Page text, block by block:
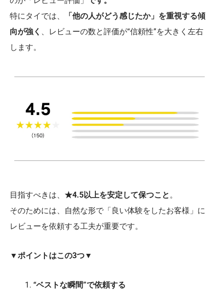
特にタイでは、
「他の人がどう感じたか」を重視する傾
向が強く 、レビューの数と評価が“信頼性”を大きく左右
します。
目指すべきは、 ★4.5以上を安定して保つこと。
そのためには、自然な形で「良い体験をしたお客様」に
レビューを依頼する工夫が重要です。
▼ポイントはこの3つ▼
“ベストな瞬間”で依頼する